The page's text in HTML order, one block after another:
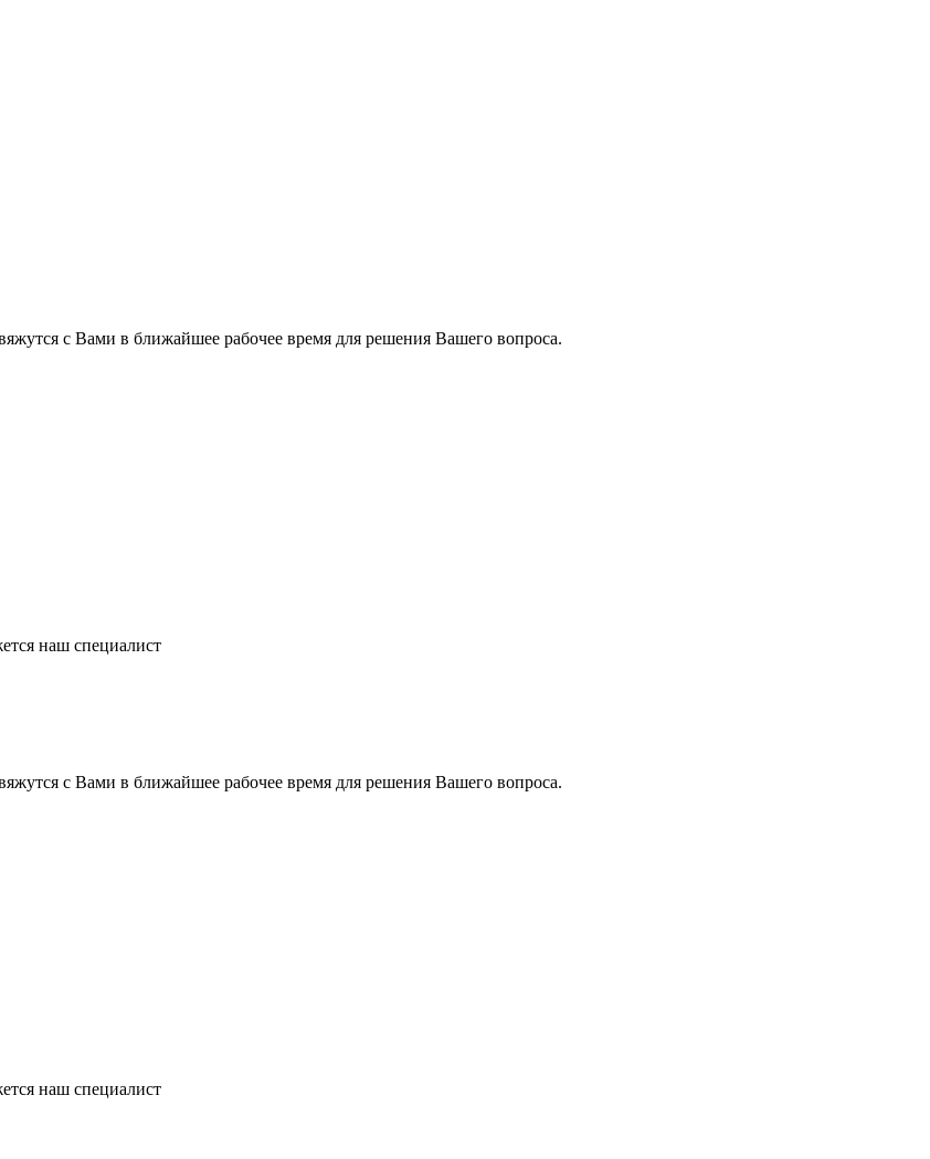
с Вами в ближайшее рабочее время для решения Вашего вопроса.
наш специалист
с Вами в ближайшее рабочее время для решения Вашего вопроса.
наш специалист